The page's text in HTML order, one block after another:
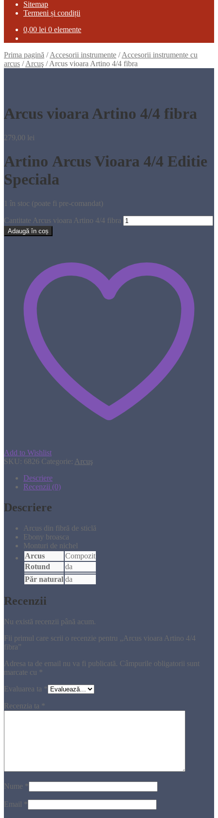
Sitemap
Termeni și condiții
0,00 lei 0 elemente
Prima pagină /Accesorii instrumente /Accesorii instrumente cu
arcus /Arcuş /Arcus vioara Artino 4/4 fibra
Arcus vioara Artino 4/4 fibra
279,00 lei
Artino Arcus Vioara 4/4 Editie
Speciala
1 în stoc (poate fi pre-comandat)
Cantitate Arcus vioara Artino 4/4 fibra
Adaugă în coș
Add to Wishlist
SKU: 6826 Categorie: Arcuş
Descriere
Recenzii (0)
Descriere
Arcus din fibră de sticlă
Ebony broasca
Monturi de nichel
Arcus
Compozit
Rotund
da
Păr natural da
Recenzii
Nu există recenzii până acum.
Fii primul care scrii o recenzie pentru „Arcus vioara Artino 4/4
fibra”
Adresa ta de email nu va fi publicată. Câmpurile obligatorii sunt
marcate cu *
Evaluarea ta *
Recenzia ta *
Nume *
Email *